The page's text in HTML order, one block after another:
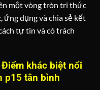
một vòng tròn tri thức
dụng và chia sẻ kết
tự tin và có trách
khác biệt nổi
p15 tân bình